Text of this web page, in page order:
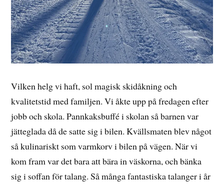
Vilken helg vi haft, sol magisk skidåkning och
kvalitetstid med familjen. Vi åkte upp på fredagen efter
jobb och skola. Pannkaksbuffé i skolan så barnen var
jätteglada då de satte sig i bilen. Kvällsmaten blev något
så kulinariskt som varmkorv i bilen på vägen. När vi
kom fram var det bara att bära in väskorna, och bänka
sig i soffan för talang. Så många fantastiska talanger i år